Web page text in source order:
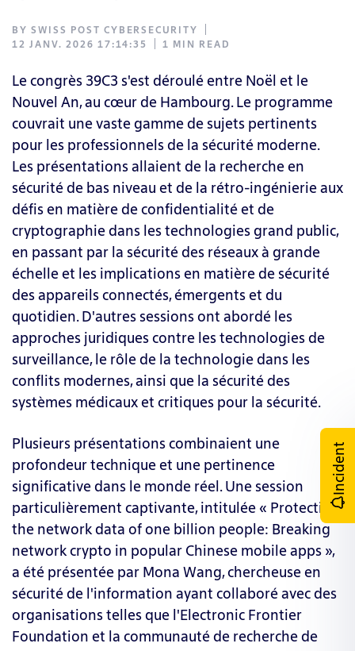
BYSWISS POST CYBERSECURITY
12 JANV. 2026 17:14:35
1 MIN READ
Le congrès 39C3 s'est déroulé entre Noël et le
Nouvel An, au cœur de Hambourg. Le programme
couvrait une vaste gamme de sujets pertinents
pour les professionnels de la sécurité moderne.
Les présentations allaient de la recherche en
sécurité de bas niveau et de la rétro-ingénierie aux
défis en matière de confidentialité et de
cryptographie dans les technologies grand public,
en passant par la sécurité des réseaux à grande
échelle et les implications en matière de sécurité
des appareils connectés, émergents et du
quotidien. D'autres sessions ont abordé les
approches juridiques contre les technologies de
surveillance, le rôle de la technologie dans les
conflits modernes, ainsi que la sécurité des
systèmes médicaux et critiques pour la sécurité.
Plusieurs présentations combinaient une
profondeur technique et une pertinence
significative dans le monde réel. Une session
particulièrement captivante, intitulée « Protecting
the network data of one billion people: Breaking
network crypto in popular Chinese mobile apps »,
a été présentée par Mona Wang, chercheuse en
sécurité de l'information ayant collaboré avec des
organisations telles que l'Electronic Frontier
Foundation et la communauté de recherche de
Incident